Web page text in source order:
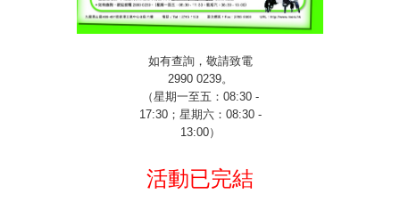
如有查詢，敬請致電
2990 0239。
（星期一至五： 08:30 -
17:30；星期六： 08:30 -
13:00）
活動已完結